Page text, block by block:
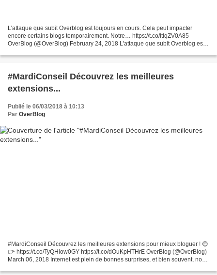
L’attaque que subit Overblog est toujours en cours. Cela peut impacter
encore certains blogs temporairement. Notre… https://t.co/ltlqZV0A85
OverBlog (@OverBlog) February 24, 2018 L'attaque que subit Overblog est
#MardiConseil Découvrez les meilleures
extensions...
Publié le 06/03/2018 à 10:13
Par OverBlog
#MardiConseil Découvrez les meilleures extensions pour mieux bloguer ! 😊
👉 https://t.co/TyQHiow0GY https://t.co/dOuKpHTHrE OverBlog (@OverBlog)
March 06, 2018 Internet est plein de bonnes surprises, et bien souvent, nous